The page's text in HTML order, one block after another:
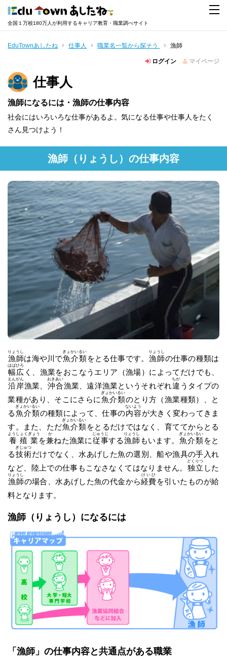
全国１万校180万人が利用するキャリア教育・職業調べサイト
EduTownあしたね 仕事人 職業名一覧から探そう 漁師
ログイン マイページ
仕事人
漁師になるには・漁師の仕事内容
社会にはいろいろな仕事があるよ。気になる仕事や仕事人をたく
さん見つけよう！
漁師 （りょうし） の仕事内容
漁師
りょうし
は海や川で魚介類
ぎょかいるい
をとる仕事です。 漁師
りょうし
の仕事の種類は
幅広
はばひろ
く、漁業をおこなうエリア（漁場）によってだけでも、
沿岸
えんがん
漁業、 沖合
おきあい
漁業、遠洋漁業というそれぞれ違
ちが
うタイプの
業種があり、そこにさらに魚介類
ぎょかいるい
のとり方（漁業種類）、と
る魚介類
ぎょかいるい
の種類によって、仕事の内容
ないよう
が大きく変わってきま
す。また、ただ魚介類
ぎょかいるい
をとるだけではなく、育ててからとる
養殖業
ようしょくぎょう
を兼
か
ねた漁業に従事
じゅうじ
する漁師
りょうし
もいます。 魚介類
ぎょかいるい
をと
る技術
ぎじゅつ
だけでなく、水あげした魚の選別、船や漁具の手入れ
など、陸上での仕事もこなさなくてはなりません。 独立
どくりつ
した
漁師
りょうし
の場合、水あげした魚の代金から経費
けいひ
を引いたものが給
料となります。
漁師 （りょうし） になるには
「漁師」の仕事内容と共通点がある職業